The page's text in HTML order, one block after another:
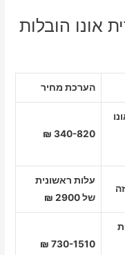
אונו הובלות
הערכת מחיר
340-820 ₪
עלות ראשונית
של 2900 ₪
730-1510 ₪